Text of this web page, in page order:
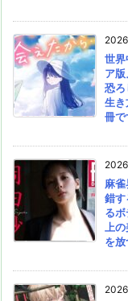
世
ア
恐ろ
生き
冊で
麻
錯す
る
上の
を放